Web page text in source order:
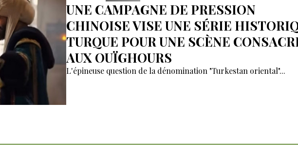
UNE CAMPAGNE DE PRESSION
CHINOISE VISE UNE SÉRIE
TURQUE POUR UNE SCÈNE
AUX OUÏGHOURS
L'épineuse question de la dénomination "Turkestan oriental"...